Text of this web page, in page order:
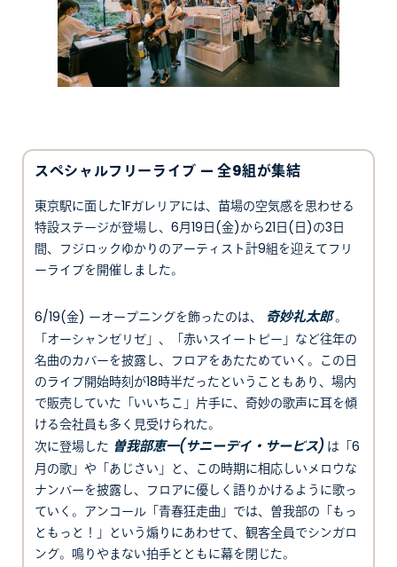
スペシャルフリーライブ — 全9組が集結
東京駅に面した1Fガレリアには、苗場の空気感を思わせる
特設ステージが登場し、6月19日(金)から21日(日)の3日
間、フジロックゆかりのアーティスト計9組を迎えてフリ
ーライブを開催しました。
6/19(金) ーオープニングを飾ったのは、 奇妙礼太郎。
「オーシャンゼリゼ」、「赤いスイートピー」など往年の
名曲のカバーを披露し、フロアをあたためていく。この日
のライブ開始時刻が18時半だったということもあり、場内
で販売していた「いいちこ」片手に、奇妙の歌声に耳を傾
ける会社員も多く見受けられた。
次に登場した 曽我部恵一(サニーデイ・サービス)は「6
月の歌」や「あじさい」と、この時期に相応しいメロウな
ナンバーを披露し、フロアに優しく語りかけるように歌っ
ていく。アンコール「青春狂走曲」では、曽我部の「もっ
ともっと！」という煽りにあわせて、観客全員でシンガロ
ング。鳴りやまない拍手とともに幕を閉じた。